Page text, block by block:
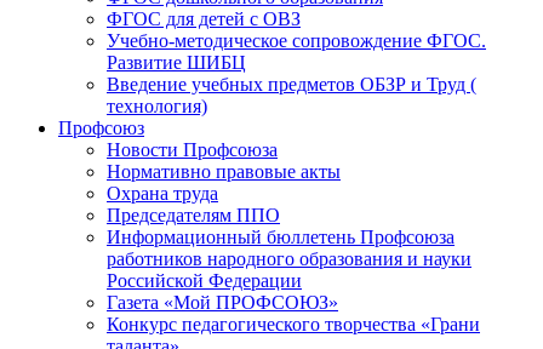
ФГОС для детей с ОВЗ
Учебно-методическое сопровождение ФГОС.
Развитие ШИБЦ
Введение учебных предметов ОБЗР и Труд (
технология)
Профсоюз
Новости Профсоюза
Нормативно правовые акты
Охрана труда
Председателям ППО
Информационный бюллетень Профсоюза
работников народного образования и науки
Российской Федерации
Газета «Мой ПРОФСОЮЗ»
Конкурс педагогического творчества «Грани